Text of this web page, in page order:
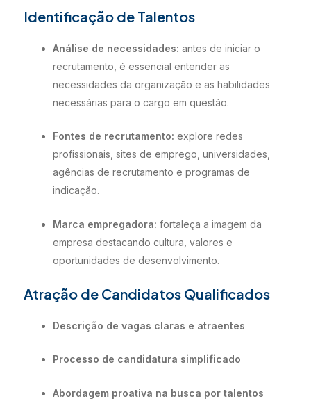
Identificação de Talentos
Análise de necessidades: antes de iniciar o
recrutamento, é essencial entender as
necessidades da organização e as habilidades
necessárias para o cargo em questão.
Fontes de recrutamento: explore redes
profissionais, sites de emprego, universidades,
agências de recrutamento e programas de
indicação.
Marca empregadora: fortaleça a imagem da
empresa destacando cultura, valores e
oportunidades de desenvolvimento.
Atração de Candidatos Qualificados
Descrição de vagas claras e atraentes
Processo de candidatura simplificado
Abordagem proativa na busca por talentos